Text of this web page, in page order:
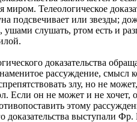
миром. Телеологическое
подсвечивает или звезды;
слушать, ртом есть и
доказательства
рассуждение, смысл
злу, но не
Если он не может и не хочет,
этому
доказательства выступали